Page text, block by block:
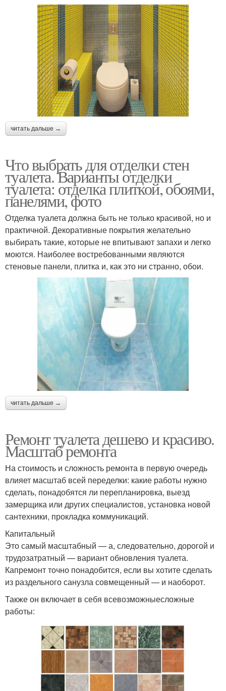
читать дальше →
Что выбрать для отделки стен
туалета. Варианты отделки
туалета: отделка плиткой, обоями,
панелями, фото
Отделка туалета должна быть не только красивой, но и
практичной. Декоративные покрытия желательно
выбирать такие, которые не впитывают запахи и легко
моются. Наиболее востребованными являются
стеновые панели, плитка и, как это ни странно, обои.
читать дальше →
Ремонт туалета дешево и красиво.
Масштаб ремонта
На стоимость и сложность ремонта в первую очередь
влияет масштаб всей переделки: какие работы нужно
сделать, понадобятся ли перепланировка, выезд
замерщика или других специалистов, установка новой
сантехники, прокладка коммуникаций.
Капитальный
Это самый масштабный — а, следовательно, дорогой и
трудозатратный — вариант обновления туалета.
Капремонт точно понадобится, если вы хотите сделать
из раздельного санузла совмещенный — и наоборот.
Также он включает в себя всевозможныесложные
работы: